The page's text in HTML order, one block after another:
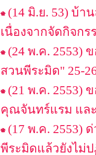
(14 มิ.ย. 53) บ้า
เนื่องจากจัดกิจกร
(24 พ.ค. 2553)
สวนพีระมิด" 25-
(21 พ.ค. 2553)
คุณจันทร์แรม แล
(17 พ.ค. 2553)
พีระมิดแล้วยังไม่